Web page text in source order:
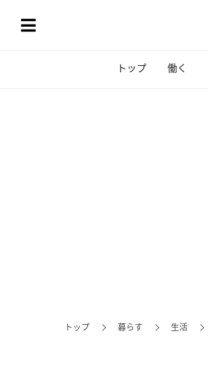
トップ 働く
トップ 暮らす 生活